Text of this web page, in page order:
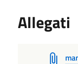
Allegati